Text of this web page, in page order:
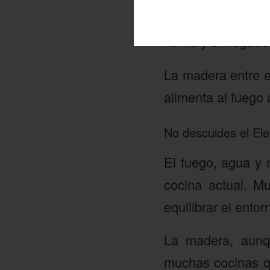
horno y el
La madera entre
alimenta al fuego
No descuides el
El fuego, agua y
cocina actual.
equilibrar el
La madera,
muchas cocinas